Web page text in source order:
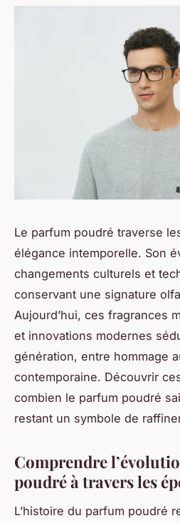
Le parfum poudré traverse
élégance intemporelle. Son
changements culturels et
conservant une signature
Aujourd’hui, ces fragrances
et innovations modernes
génération, entre hommage
contemporaine. Découvrir
combien le parfum poudré
restant un symbole de
Comprendre
poudré à travers les
L’histoire du parfum poudré